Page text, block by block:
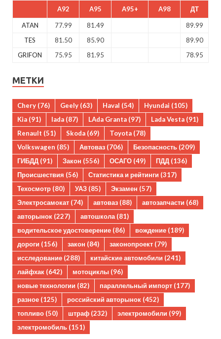
A92 A95 A95+ A98 ДТ
ATAN 77.99 81.49
89.99
TES
81.50 85.90
89.90
GRIFON
75.95 81.95 78.95
МЕТКИ
Chery (76) Geely (63) Haval (54) Hyundai (105)
Kia (91) lada (87) LAda Granta (97) Lada Vesta (91)
Renault (51) Skoda (69) Toyota (78)
Volkswagen (85) Автоваз (706) Безопасность (209)
ГИБДД (91) Закон (556) ОСАГО (49) ПДД (136)
Происшествия (56) Статистика и рейтинги (317)
Техосмотр (80) УАЗ (85) Экзамен (57)
Электросамокат (74) автоваз (88) автозапчасти (68)
авторынок (227) автошкола(81)
водительское удостоверение (86) вождение (189)
дороги (156) закон (84) законопроект (79)
исследование (288) китайские автомобили (241)
лайфхак (642) мотоциклы (96)
новые технологии (82) параллельный импорт (177)
разное (125) российский авторынок (452)
топливо (50) штраф (232) электромобили (99)
электромобиль (151)